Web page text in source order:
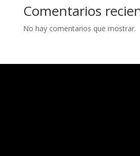
Comentarios
No hay comentarios que mostrar.